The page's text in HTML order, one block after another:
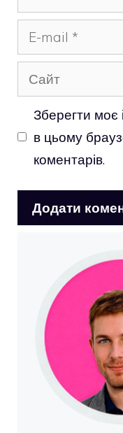
mail
Сайт
Зберегти моє
в цьому
коментарів.